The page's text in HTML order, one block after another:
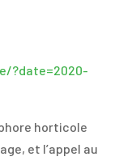
?date=2020-
horticole
et l’appel au